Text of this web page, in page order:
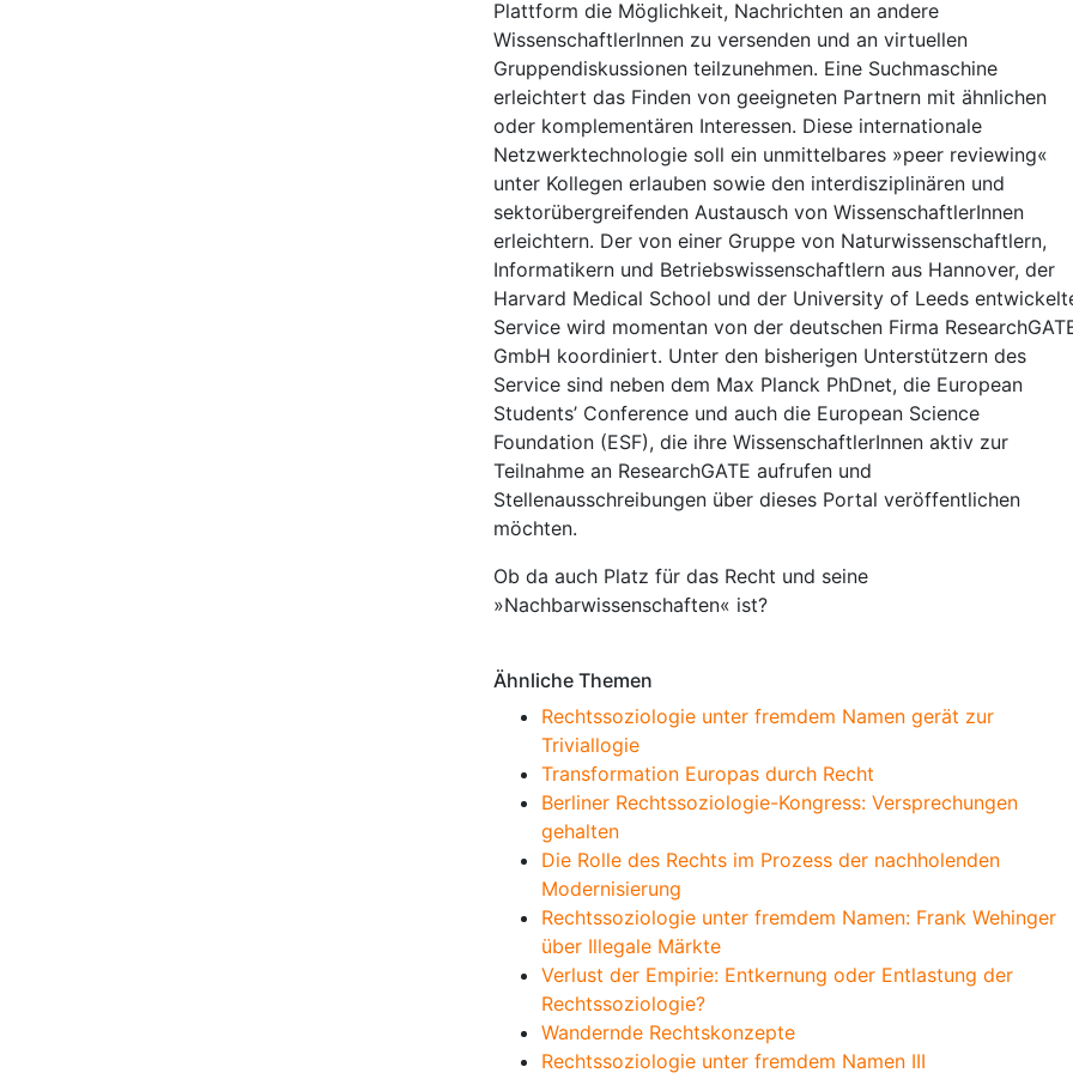
Plattform die Möglichkeit, Nachrichten an andere
WissenschaftlerInnen zu versenden und an virtuellen
Gruppendiskussionen teilzunehmen. Eine Suchmaschine
erleichtert das Finden von geeigneten Partnern mit ähnlichen
oder komplementären Interessen. Diese internationale
Netzwerktechnologie soll ein unmittelbares »peer reviewing«
unter Kollegen erlauben sowie den interdisziplinären und
sektorübergreifenden Austausch von WissenschaftlerInnen
erleichtern. Der von einer Gruppe von Naturwissenschaftlern,
Informatikern und Betriebswissenschaftlern aus Hannover, der
Harvard Medical School und der University of Leeds
Service wird momentan von der deutschen Firma
GmbH koordiniert. Unter den bisherigen Unterstützern des
Service sind neben dem Max Planck PhDnet, die European
Students’ Conference und auch die European Science
Foundation (ESF), die ihre WissenschaftlerInnen aktiv zur
Teilnahme an ResearchGATE aufrufen und
Stellenausschreibungen über dieses Portal veröffentlichen
möchten.
Ob da auch Platz für das Recht und seine
»Nachbarwissenschaften« ist?
Ähnliche Themen
Rechtssoziologie unter fremdem Namen gerät zur
Triviallogie
Transformation Europas durch Recht
Berliner Rechtssoziologie-Kongress: Versprechungen
gehalten
Die Rolle des Rechts im Prozess der nachholenden
Modernisierung
Rechtssoziologie unter fremdem Namen: Frank Wehinger
über Illegale Märkte
Verlust der Empirie: Entkernung oder Entlastung der
Rechtssoziologie?
Wandernde Rechtskonzepte
Rechtssoziologie unter fremdem Namen III